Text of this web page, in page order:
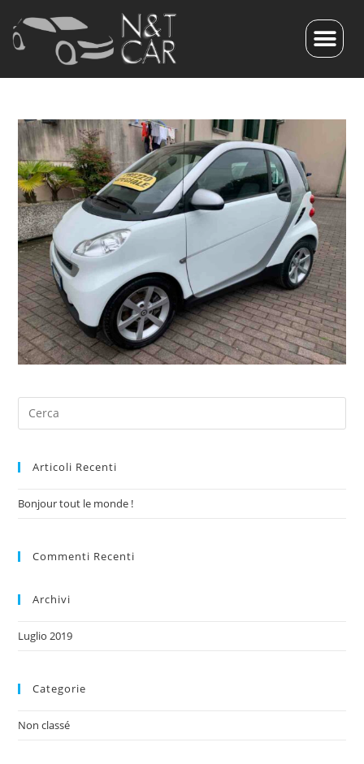
Articoli Recenti
Bonjour tout le monde !
Commenti Recenti
Archivi
Luglio 2019
Categorie
Non classé